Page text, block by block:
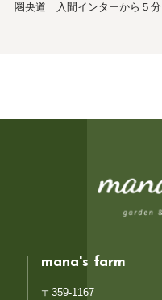
圏央道 入間インターから５分
mana's farm
〒359-1167